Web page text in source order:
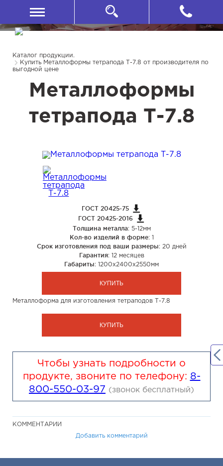
Каталог продукции.
Купить Металлоформы тетрапода Т-7.8 от производителя по
выгодной цене
Металлоформы
тетрапода Т-7.8
ГОСТ 20425-75
ГОСТ 20425-2016
Толщина металла: 5-12мм
Кол-во изделий в форме: 1
Срок изготовления под ваши размеры: 20 дней
Гарантия: 12 месяцев
Габариты: 1200х2400х2550мм
КУПИТЬ
Металлоформа для изготовления тетраподов Т-7.8
КУПИТЬ
Чтобы узнать подробности о
продукте, звоните по телефону: 8-
800-550-03-97 (звонок бесплатный)
КОММЕНТАРИИ
Добавить комментарий